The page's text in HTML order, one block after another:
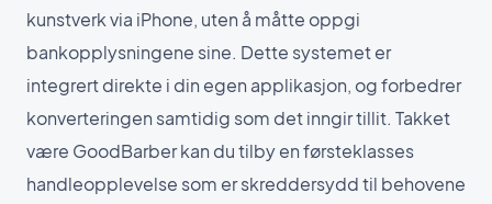
kunstverk via iPhone, uten å måtte oppgi
bankopplysningene sine. Dette systemet er
integrert direkte i din egen applikasjon, og forbedrer
konverteringen samtidig som det inngir tillit. Takket
være GoodBarber kan du tilby en førsteklasses
handleopplevelse som er skreddersydd til behovene